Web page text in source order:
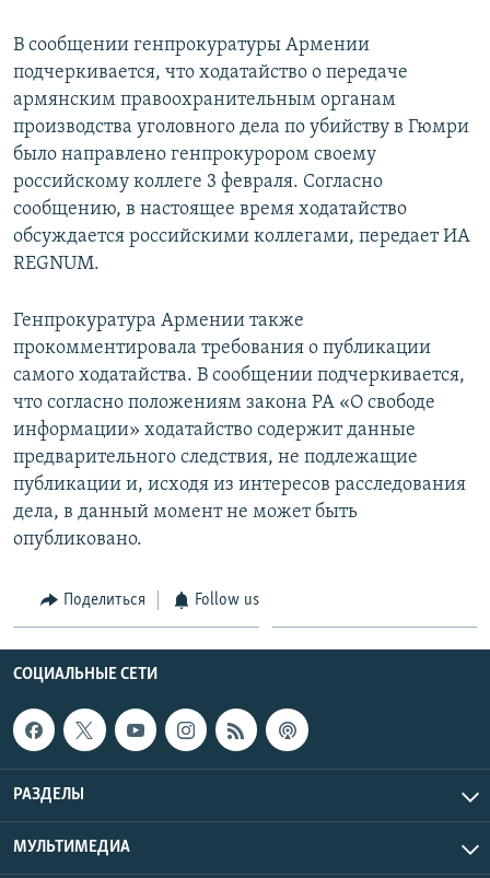
Все сайты Радио Азатутюн
В сообщении генпрокуратуры Армении
подчеркивается, что ходатайство о передаче
армянским правоохранительным органам
производства уголовного дела по убийству в Гюмри
было направлено генпрокурором своему
российскому коллеге 3 февраля. Согласно
сообщению, в настоящее время ходатайство
обсуждается российскими коллегами, передает ИА
REGNUM.
Генпрокуратура Армении также
прокомментировала требования о публикации
самого ходатайства. В сообщении подчеркивается,
что согласно положениям закона РА «О свободе
информации» ходатайство содержит данные
предварительного следствия, не подлежащие
публикации и, исходя из интересов расследования
дела, в данный момент не может быть
опубликовано.
Поделиться Follow us
СОЦИАЛЬНЫЕ СЕТИ
РАЗДЕЛЫ
МУЛЬТИМЕДИА